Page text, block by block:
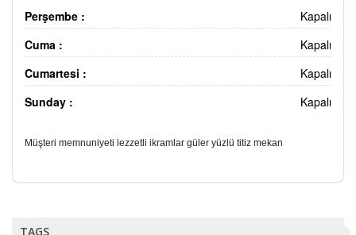
Perşembe :
Kapalı
Cuma :
Kapalı
Cumartesi :
Kapalı
Sunday :
Kapalı
Müşteri memnuniyeti lezzetli ikramlar güler yüzlü titiz mekan
TAGS